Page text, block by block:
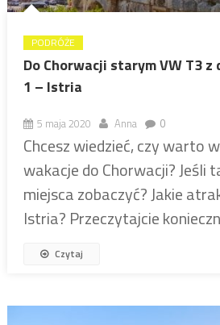
PODRÓŻE
Do Chorwacji starym VW T3 z
1 – Istria
5 maja 2020 Anna 0
Chcesz wiedzieć, czy warto
wakacje do Chorwacji? Jeśli
miejsca zobaczyć? Jakie
Istria? Przeczytajcie
Czytaj